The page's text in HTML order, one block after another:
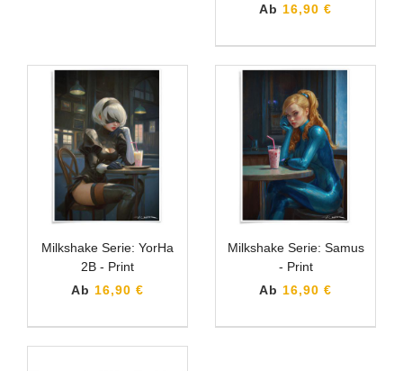
Ab 16,90 €
Milkshake Serie: YorHa
2B - Print
Ab 16,90 €
Milkshake Serie: Samus
- Print
Ab 16,90 €